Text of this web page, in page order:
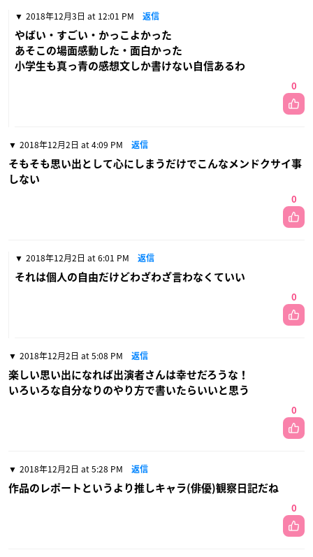
2018年12月3日 at 12:01 PM 返信
やばい・すごい・かっこよかった
あそこの場面感動した・面白かった
小学生も真っ青の感想文しか書けない自信あるわ
0
2018年12月2日 at 4:09 PM 返信
そもそも思い出として心にしまうだけでこんなメンドクサイ事
しない
0
2018年12月2日 at 6:01 PM 返信
それは個人の自由だけどわざわざ言わなくていい
0
2018年12月2日 at 5:08 PM 返信
楽しい思い出になれば出演者さんは幸せだろうな！
いろいろな自分なりのやり方で書いたらいいと思う
0
2018年12月2日 at 5:28 PM 返信
作品のレポートというより推しキャラ(俳優)観察日記だね
0